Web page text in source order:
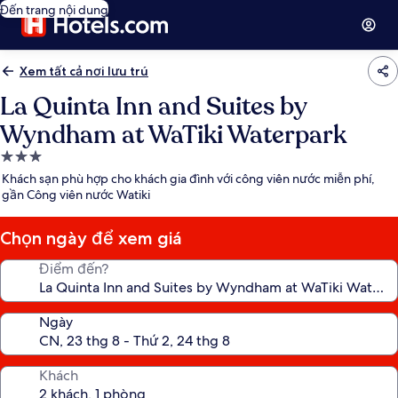
Đến trang nội dung
Xem tất cả nơi lưu trú
La Quinta Inn and Suites by
Wyndham at WaTiki Waterpark
Nơi
lưu
trú
3.0
sao
Khách sạn phù hợp cho khách gia đình với công viên nước miễn phí,
gần Công viên nước Watiki
Chọn ngày để xem giá
Điểm đến?
Ngày
Khách